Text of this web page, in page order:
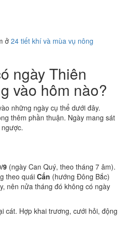
ở 24 tiết khí và mùa vụ nông
ngày Thiên
vào hôm nào?
những ngày cụ thể dưới đây.
thêm phần thuận. Ngày mang sát
9 (ngày Can Quý, theo tháng 7 âm).
theo quái Cấn (hướng Đông Bắc)
nên nửa tháng đó không có ngày
cát. Hợp khai trương, cưới hỏi, động